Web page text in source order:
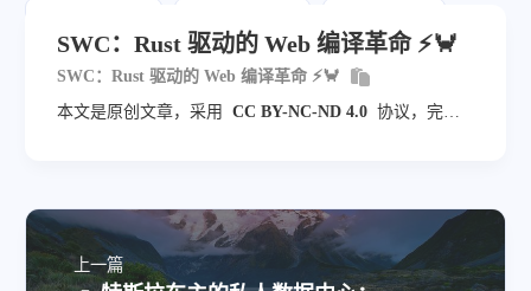
Rust Web 8
SWC：Rust 驱动的 Web 编译革命 ⚡🦀
SWC：Rust 驱动的 Web 编译革命 ⚡🦀
本文是原创文章，采用
CC BY-NC-ND 4.0 协议，完整
上一篇